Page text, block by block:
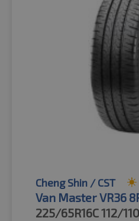
Cheng Shin / CST
Van Master VR36
225/65R16C112/